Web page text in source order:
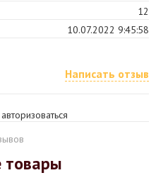
12
10.07.2022 9:45:58
Написать отзыв